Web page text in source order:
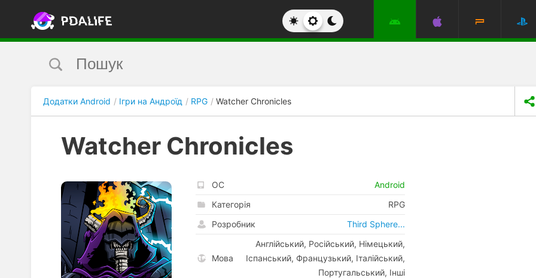
Додатки Android Ігри на Андроїд RPG Watcher Chronicles
Watcher Chronicles
ОС
Android
Категорія
RPG
Розробник
Third Sphere...
Мова
Англійський, Російський, Німецький,
Іспанський, Французький, Італійський,
Португальський, Інші